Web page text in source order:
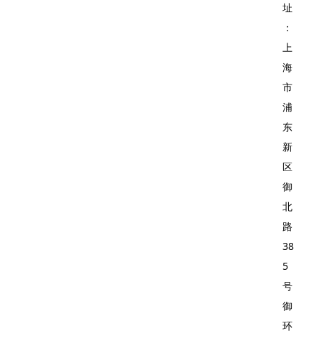
址
：
上
海
市
浦
东
新
区
御
北
路
38
5
号
御
环